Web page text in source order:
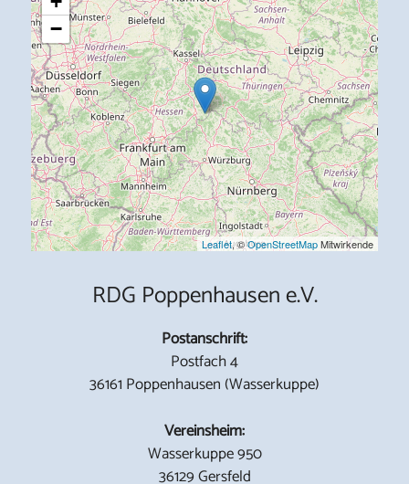
−
Leaflet, ©OpenStreetMapMitwirkende
RDG Poppenhausen e.V.
Postanschrift:
Postfach 4
36161 Poppenhausen (Wasserkuppe)
Vereinsheim:
Wasserkuppe 950
36129 Gersfeld